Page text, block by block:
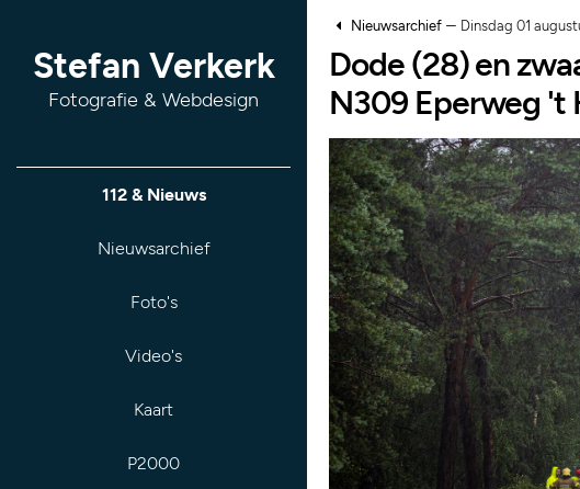
Stefan Verkerk
Fotografie & Webdesign
112 & Nieuws
Nieuwsarchief
Foto's
Video's
Kaart
P2000
Nieuwsarchief– Dinsdag 01
Dode (28) en
N309 Eperweg 't